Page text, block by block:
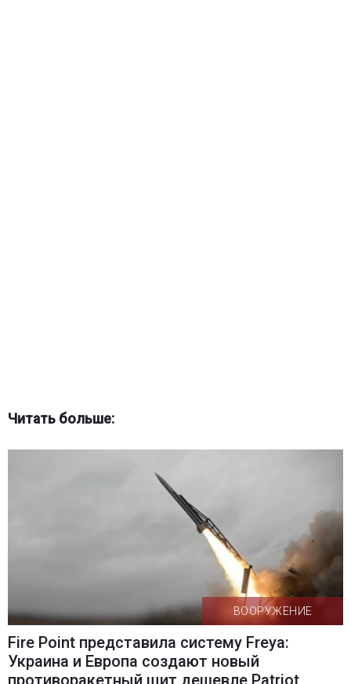
Читать больше:
ВООРУЖЕНИЕ
Fire Point представила систему Freya:
Украина и Европа создают новый
противоракетный щит дешевле Patriot